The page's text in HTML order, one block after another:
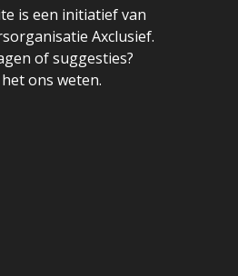
is een initiatief van
Axclusief.
of suggesties?
ons weten.